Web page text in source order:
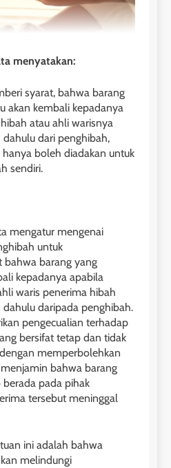
menyatakan:
syarat, bahwa barang
akan kembali kepadanya
atau ahli warisnya
dari penghibah,
boleh diadakan untuk
sendiri.
mengatur mengenai
untuk
bahwa barang yang
kepadanya apabila
waris penerima hibah
daripada penghibah.
pengecualian terhadap
bersifat tetap dan tidak
memperbolehkan
bahwa barang
pada pihak
tersebut meninggal
ini adalah bahwa
melindungi